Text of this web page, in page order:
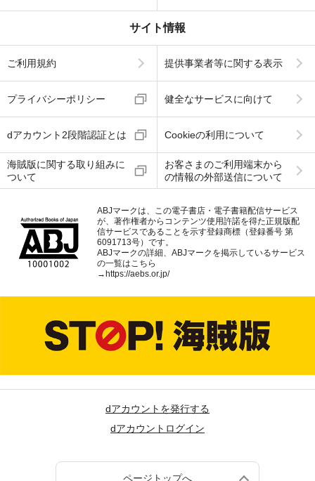
サイト情報
ご利用規約 提供事業者等に関する表示
プライバシーポリシー 健全なサービスに向けて
dアカウント2段階認証とは Cookieの利用について
海賊版に関する取り組みに
ついて
お客さまのご利用端末から
の情報の外部送信について
ABJマークは、この電子書店・電子書籍配信サービス
が、著作権者からコンテンツ使用許諾を得た正規版配
信サービスであることを示す登録商標（登録番号 第
6091713号）です。
ABJマークの詳細、ABJマークを掲示しているサービス
の一覧はこちら
→ https://aebs.or.jp/
dアカウントを発行する
dアカウントログイン
ページトップへ